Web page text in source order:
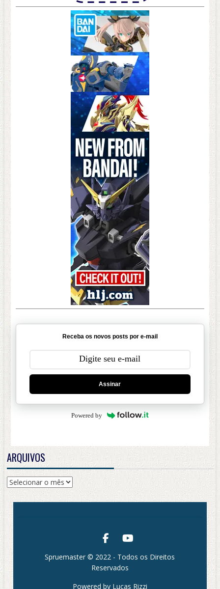
Receba os novos posts por e-mail
Assinar
Powered by
ARQUIVOS
Arquivos
Spruemaster © 2022 - Todos os Direitos
Reservados
Powered by Lucas Rizzi